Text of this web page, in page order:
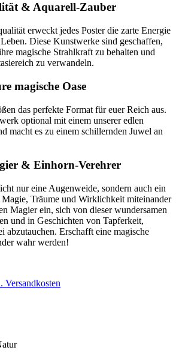
& Aquarell-Zauber
erweckt jedes Poster die zarte Energie
Diese Kunstwerke sind geschaffen,
magische Strahlkraft zu behalten und
zu verwandeln.
magische Oase
das perfekte Format für euer Reich aus.
optional mit einem unserer edlen
macht es zu einem schillernden Juwel an
& Einhorn-Verehrer
nur eine Augenweide, sondern auch ein
Träume und Wirklichkeit miteinander
Magier ein, sich von dieser wundersamen
und in Geschichten von Tapferkeit,
abzutauchen. Erschafft eine magische
wahr werden!